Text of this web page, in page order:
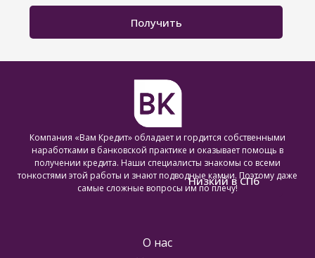
Получить
Низкий в СПб
Компания «Вам Кредит» обладает и гордится собственными
наработками в банковской практике и оказывает помощь в
получении кредита. Наши специалисты знакомы со всеми
тонкостями этой работы и знают подводные камни. Поэтому даже
самые сложные вопросы им по плечу!
О нас